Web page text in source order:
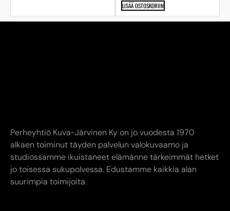
LISÄÄ OSTOSKORIIN
Perheyhtiö Kuva-Järvinen Ky on jo vuodesta 1970
alkaen toiminut täyden palvelun valokuvaamo ja
studiossamme ikuistaneet elämänne tärkeimmät hetket
jo toisessa sukupolvessa. Edustamme kaikkia alan
suurimpia toimijoita.